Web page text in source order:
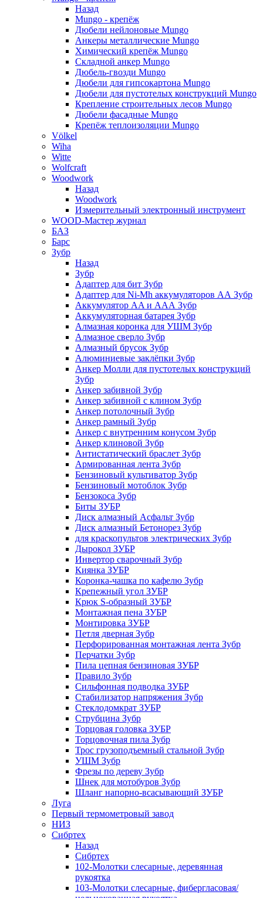
Назад
Mungo - крепёж
Дюбели нейлоновые Mungo
Анкеры металлические Mungo
Химический крепёж Mungo
Складной анкер Mungo
Дюбель-гвозди Mungo
Дюбели для гипсокартона Mungo
Дюбели для пустотелых конструкций Mungo
Крепление строительных лесов Mungo
Дюбели фасадные Mungo
Крепёж теплоизоляции Mungo
Völkel
Wiha
Witte
Wolfcraft
Woodwork
Назад
Woodwork
Измерительный электронный инструмент
WOOD-Мастер журнал
БАЗ
Барс
Зубр
Назад
Зубр
Адаптер для бит Зубр
Адаптер для Ni-Mh аккумуляторов АА Зубр
Аккумулятор AA и ААА Зубр
Аккумуляторная батарея Зубр
Алмазная коронка для УШМ Зубр
Алмазное сверло Зубр
Алмазный брусок Зубр
Алюминиевые заклёпки Зубр
Анкер Молли для пустотелых конструкций
Зубр
Анкер забивной Зубр
Анкер забивной с клином Зубр
Анкер потолочный Зубр
Анкер рамный Зубр
Анкер с внутренним конусом Зубр
Анкер клиновой Зубр
Антистатический браслет Зубр
Армированная лента Зубр
Бензиновый культиватор Зубр
Бензиновый мотоблок Зубр
Бензокоса Зубр
Биты ЗУБР
Диск алмазный Асфальт Зубр
Диск алмазный Бетонорез Зубр
для краскопультов электрических Зубр
Дырокол ЗУБР
Инвертор сварочный Зубр
Киянка ЗУБР
Коронка-чашка по кафелю Зубр
Крепежный угол ЗУБР
Крюк S-образный ЗУБР
Монтажная пена ЗУБР
Монтировка ЗУБР
Петля дверная Зубр
Перфорированная монтажная лента Зубр
Перчатки Зубр
Пила цепная бензиновая ЗУБР
Правило Зубр
Сильфонная подводка ЗУБР
Стабилизатор напряжения Зубр
Стеклодомкрат ЗУБР
Струбцина Зубр
Торцовая головка ЗУБР
Торцовочная пила Зубр
Трос грузоподъемный стальной Зубр
УШМ Зубр
Фрезы по дереву Зубр
Шнек для мотобуров Зубр
Шланг напорно-всасывающий ЗУБР
Луга
Первый термометровый завод
НИЗ
Сибртех
Назад
Сибртех
102-Молотки слесарные, деревянная
рукоятка
103-Молотки слесарные, фибергласовая/